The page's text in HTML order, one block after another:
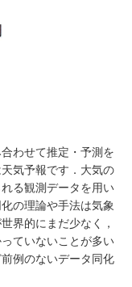
わせて推定・予測を
気予報です．大気の
る観測データを用い
の理論や手法は気象
界的にまだ少なく，
ていないことが多い
例のないデータ同化